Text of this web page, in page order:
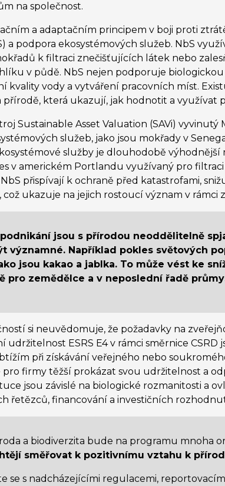
na společnost.
a adaptačním principem v boji proti
a podpora ekosystémových služeb. NbS
k filtraci znečišťujících látek nebo
v půdě. NbS nejen podporuje
kvality vody a vytváření pracovních míst.
přírodě, která ukazují, jak hodnotit a využívat
Sustainable Asset Valuation (SAVi)
služeb, jako jsou mokřady v
služby je dlouhodobě
v americkém Portlandu využívaný pro
přispívají k ochraně před katastrofami,
ukazuje na jejich rostoucí význam v rámci
jsou s přírodou neoddělitelně
významné. Například pokles světových
jsou kakao a jablka. To může vést ke
pro zemědělce a v neposlední řadě
si neuvědomuje, že požadavky na
udržitelnost ESRS E4 v rámci směrnice
při získávání veřejného nebo
firmy těžší prokázat svou udržitelnost a
jsou závislé na biologické rozmanitosti a
řetězců, financování a investičních
a biodiverzita bude na programu mnoha
směřovat k pozitivnímu vztahu k
se s nadcházejícími regulacemi,